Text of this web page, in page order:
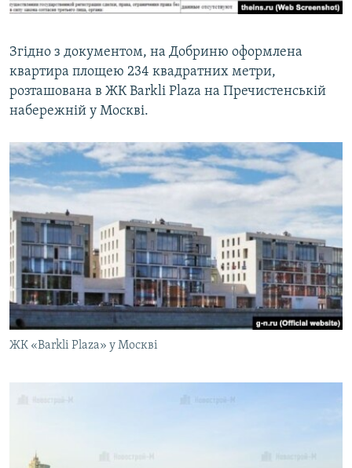
Згідно з документом, на Добриню оформлена
квартира площею 234 квадратних метри,
розташована в ЖК Barkli Plaza на Пречистенській
набережній у Москві.
ЖК «Barkli Plaza» у Москві